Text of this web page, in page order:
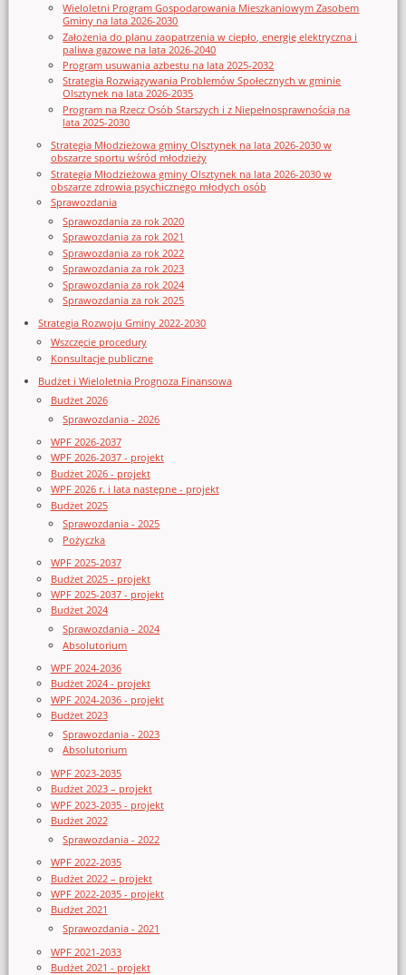
Wieloletni Program Gospodarowania Mieszkaniowym Zasobem
Gminy na lata 2026-2030
Założenia do planu zaopatrzenia w ciepło, energię elektryczna i
paliwa gazowe na lata 2026-2040
Program usuwania azbestu na lata 2025-2032
Strategia Rozwiązywania Problemów Społecznych w gminie
Olsztynek na lata 2026-2035
Program na Rzecz Osób Starszych i z Niepełnosprawnością na
lata 2025-2030
Strategia Młodzieżowa gminy Olsztynek na lata 2026-2030 w
obszarze sportu wśród młodzieży
Strategia Młodzieżowa gminy Olsztynek na lata 2026-2030 w
obszarze zdrowia psychicznego młodych osób
Sprawozdania
Sprawozdania za rok 2020
Sprawozdania za rok 2021
Sprawozdania za rok 2022
Sprawozdania za rok 2023
Sprawozdania za rok 2024
Sprawozdania za rok 2025
Strategia Rozwoju Gminy 2022-2030
Wszczęcie procedury
Konsultacje publiczne
Budżet i Wieloletnia Prognoza Finansowa
Budżet 2026
Sprawozdania - 2026
WPF 2026-2037
WPF 2026-2037 - projekt
Budżet 2026 - projekt
WPF 2026 r. i lata następne - projekt
Budżet 2025
Sprawozdania - 2025
Pożyczka
WPF 2025-2037
Budżet 2025 - projekt
WPF 2025-2037 - projekt
Budżet 2024
Sprawozdania - 2024
Absolutorium
WPF 2024-2036
Budżet 2024 - projekt
WPF 2024-2036 - projekt
Budżet 2023
Sprawozdania - 2023
Absolutorium
WPF 2023-2035
Budżet 2023 – projekt
WPF 2023-2035 - projekt
Budżet 2022
Sprawozdania - 2022
WPF 2022-2035
Budżet 2022 – projekt
WPF 2022-2035 - projekt
Budżet 2021
Sprawozdania - 2021
WPF 2021-2033
Budżet 2021 - projekt